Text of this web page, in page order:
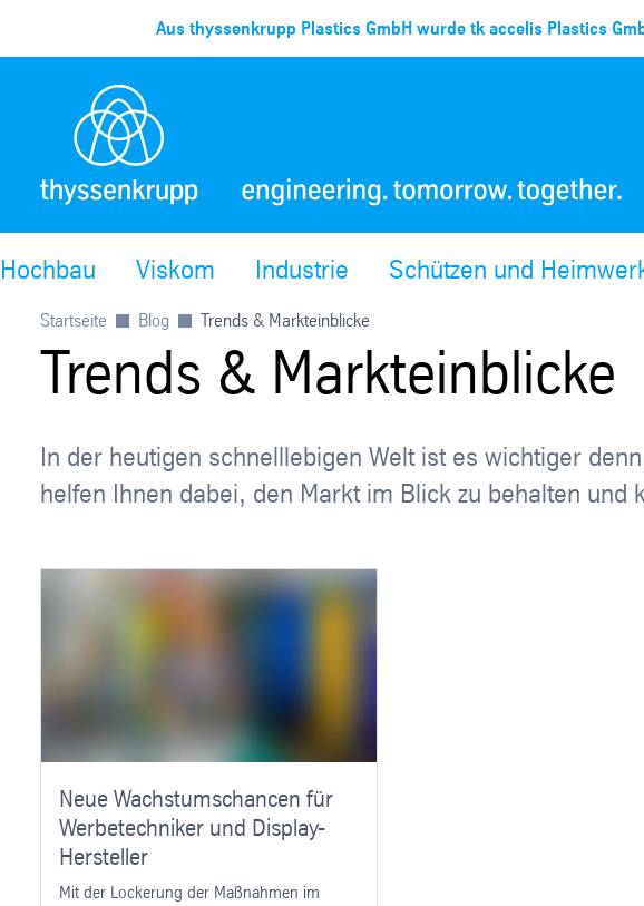
Aus thyssenkrupp Plastics GmbH wurde tk accelis Plastics
Hochbau Viskom Industrie Schützen und
Startseite Blog Trends & Markteinblicke
Trends & Markteinblicke
In der heutigen schnelllebigen Welt ist es wichtiger
helfen Ihnen dabei, den Markt im Blick zu behalten und
Neue Wachstumschancen für
Werbetechniker und Display-
Hersteller
Mit der Lockerung der Maßnahmen im